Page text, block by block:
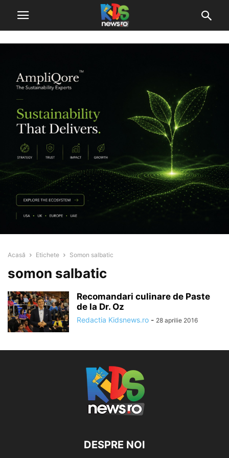
Acasă Etichete Somon salbatic
somon salbatic
Recomandari culinare de Paste
de la Dr. Oz
Redactia Kidsnews.ro - 28 aprilie 2016
DESPRE NOI